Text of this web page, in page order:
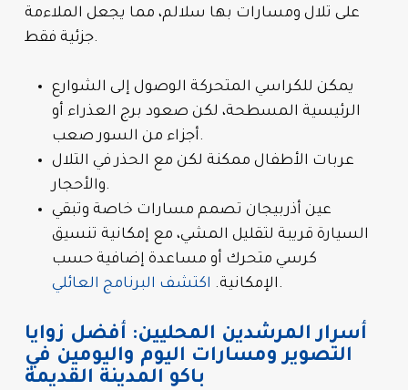
على تلال ومسارات بها سلالم، مما يجعل الملاءمة
جزئية فقط.
يمكن للكراسي المتحركة الوصول إلى الشوارع
الرئيسية المسطحة، لكن صعود برج العذراء أو
أجزاء من السور صعب.
عربات الأطفال ممكنة لكن مع الحذر في التلال
والأحجار.
عين أذربيجان تصمم مسارات خاصة وتبقي
السيارة قريبة لتقليل المشي، مع إمكانية تنسيق
كرسي متحرك أو مساعدة إضافية حسب
الإمكانية. اكتشف البرنامج العائلي .
أسرار المرشدين المحليين: أفضل زوايا
التصوير ومسارات اليوم واليومين في
باكو المدينة القديمة